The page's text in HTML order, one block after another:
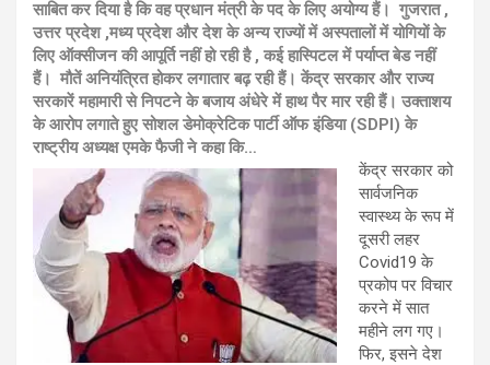
साबित कर दिया है कि वह प्रधान मंत्री के पद के लिए अयोग्य हैं। गुजरात ,
उत्तर प्रदेश ,मध्य प्रदेश और देश के अन्य राज्यों में अस्पतालों में योगियों के
लिए ऑक्सीजन की आपूर्ति नहीं हो रही है , कई हास्पिटल में पर्याप्त बेड नहीं
हैं। मौतें अनियंत्रित होकर लगातार बढ़ रही हैं। केंद्र सरकार और राज्य
सरकारें महामारी से निपटने के बजाय अंधेरे में हाथ पैर माररही हैं। उक्ताशय
के आरोप लगाते हुए सोशल डेमोक्रेटिक पार्टी ऑफ इंडिया (SDPI) के
राष्ट्रीय अध्यक्ष एमके फैजी ने कहा कि…
केंद्र सरकार को
सार्वजनिक
स्वास्थ्य के रूप में
दूसरी लहर
Covid19 के
प्रकोप पर विचार
करने में सात
महीने लग गए।
फिर, इसने देश